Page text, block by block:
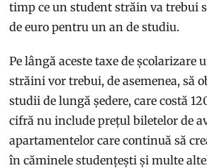
timp ce un student străin va trebui
de euro pentru un an de studiu.
Pe lângă aceste taxe de școlarizare
străini vor trebui, de asemenea, să
studii de lungă ședere, care costă
cifră nu include prețul biletelor de
apartamentelor care continuă să
în căminele studențești și multe